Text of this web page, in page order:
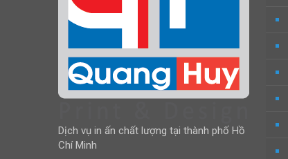
Dịch vụ in ấn chất lượng tại thành phố Hồ
Chí Minh